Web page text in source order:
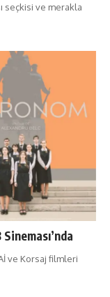
seçkisi ve merakla
ve Korsaj filmleri